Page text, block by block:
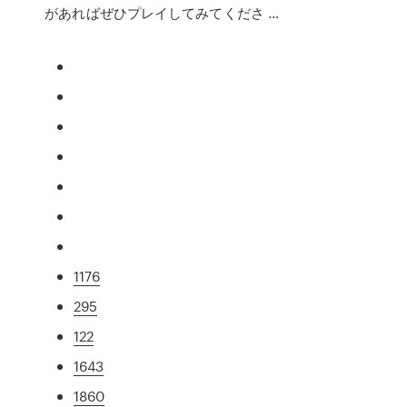
があればぜひプレイしてみてくださ …
1176
295
122
1643
1860